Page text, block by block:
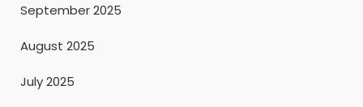
September 2025
August 2025
July 2025